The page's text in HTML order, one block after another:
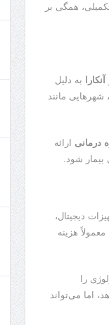
همگی بر
آنکارا
به دلیل
شهرهایی مانند
درمانی ارائه
شود.
دیجیتال،
هزینه
را
اما می‌تواند